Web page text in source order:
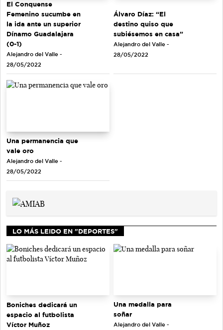
El Conquense
Femenino sucumbe en
la ida ante un superior
Dínamo Guadalajara
(0-1)
Alejandro del Valle -
28/05/2022
Álvaro Díaz: “El
destino quiso que
subiésemos en casa”
Alejandro del Valle -
28/05/2022
Una permanencia que
vale oro
Alejandro del Valle -
28/05/2022
LO MÁS LEIDO EN "DEPORTES"
Boniches dedicará un
espacio al futbolista
Víctor Muñoz
Una medalla para
soñar
Alejandro del Valle -